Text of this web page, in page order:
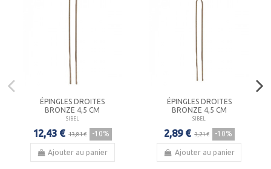
ÉPINGLES DROITES
BRONZE 4,5 CM
SIBEL
12,43 € 13,81 € -10%
Ajouter au panier
ÉPINGLES DROITES
BRONZE 4,5 CM
SIBEL
2,89 € 3,21 € -10%
Ajouter au panier